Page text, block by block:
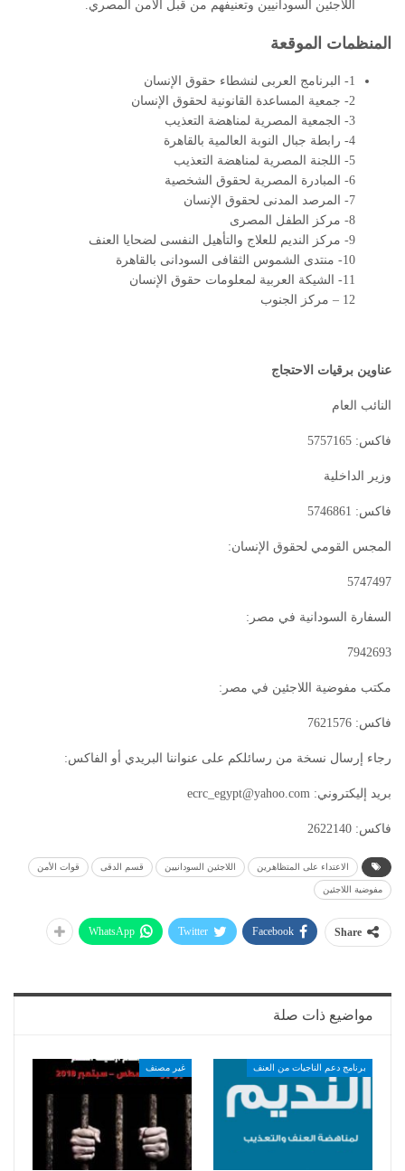
اللاجئين السودانيين وتعنيفهم من قبل الأمن المصري.
المنظمات الموقعة
1- البرنامج العربى لنشطاء حقوق الإنسان
2- جمعية المساعدة القانونية لحقوق الإنسان
3- الجمعية المصرية لمناهضة التعذيب
4- رابطة جبال النوبة العالمية بالقاهرة
5- اللجنة المصرية لمناهضة التعذيب
6- المبادرة المصرية لحقوق الشخصية
7- المرصد المدنى لحقوق الإنسان
8- مركز الطفل المصرى
9- مركز النديم للعلاج والتأهيل النفسى لضحايا العنف
10- منتدى الشموس الثقافى السودانى بالقاهرة
11- الشيكة العربية لمعلومات حقوق الإنسان
12 – مركز الجنوب
عناوين برقيات الاحتجاج
النائب العام
فاكس: 5757165
وزير الداخلية
فاكس: 5746861
المجس القومي لحقوق الإنسان:
5747497
السفارة السودانية في مصر:
7942693
مكتب مفوضية اللاجئين في مصر:
فاكس: 7621576
رجاء إرسال نسخة من رسائلكم على عنواننا البريدي أو الفاكس:
بريد إليكتروني: ecrc_egypt@yahoo.com
فاكس: 2622140
الاعتداء على المتظاهرين اللاجئين السودانيين قسم الدقى قوات الأمن
مفوضية اللاجئين
Share
Facebook
Twitter
WhatsApp
مواضيع ذات صلة
برنامج دعم الناجيات من العنف غير مصنف